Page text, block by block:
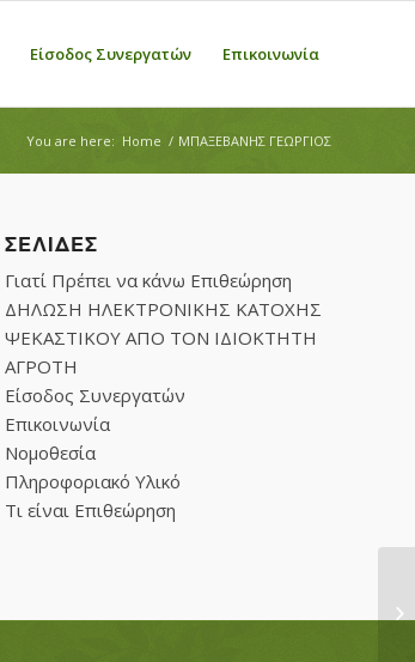
Είσοδος Συνεργατών Επικοινωνία
You are here: Home / ΜΠΑΞΕΒΑΝΗΣ ΓΕΩΡΓΙΟΣ
ΣΕΛΊΔΕΣ
Γιατί Πρέπει να κάνω Επιθεώρηση
ΔΗΛΩΣΗ ΗΛΕΚΤΡΟΝΙΚΗΣ ΚΑΤΟΧΗΣ
ΨΕΚΑΣΤΙΚΟΥ ΑΠΟ ΤΟΝ ΙΔΙΟΚΤΗΤΗ
ΑΓΡΟΤΗ
Είσοδος Συνεργατών
Επικοινωνία
Νομοθεσία
Πληροφοριακό Υλικό
Τι είναι Επιθεώρηση